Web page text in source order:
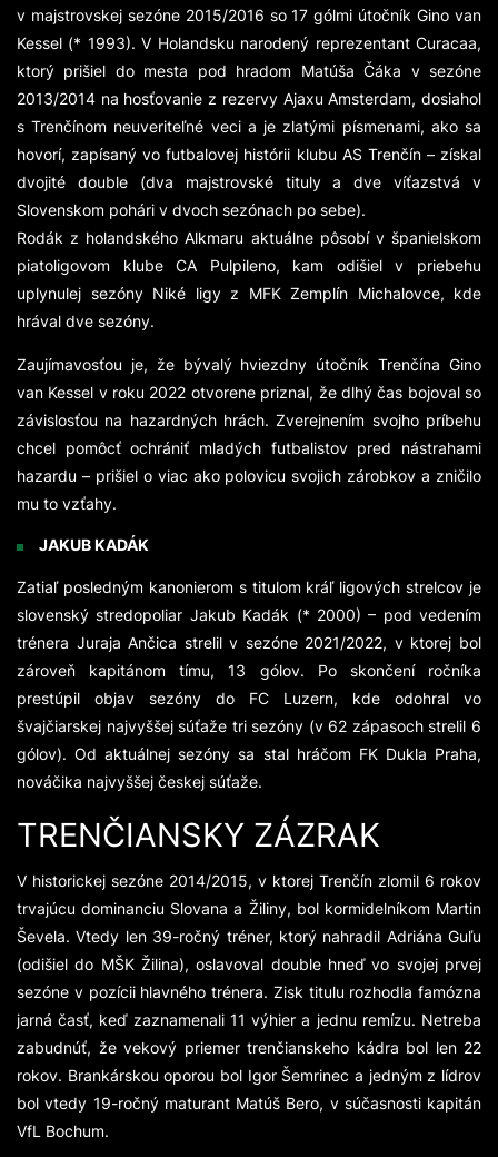
v majstrovskej sezóne 2015/2016 so 17 gólmi útočník Gino van
Kessel (* 1993). V Holandsku narodený reprezentant Curacaa,
ktorý prišiel do mesta pod hradom Matúša Čáka v sezóne
2013/2014 na hosťovanie z rezervy Ajaxu Amsterdam, dosiahol
s Trenčínom neuveriteľné veci a je zlatými písmenami, ako sa
hovorí, zapísaný vo futbalovej histórii klubu AS Trenčín – získal
dvojité double (dva majstrovské tituly a dve víťazstvá v
Slovenskom pohári v dvoch sezónach po sebe).
Rodák z holandského Alkmaru aktuálne pôsobí v španielskom
piatoligovom klube CA Pulpileno, kam odišiel v priebehu
uplynulej sezóny Niké ligy z MFK Zemplín Michalovce, kde
hrával dve sezóny.
Zaujímavosťou je, že bývalý hviezdny útočník Trenčína Gino
van Kessel v roku 2022 otvorene priznal, že dlhý čas bojoval so
závislosťou na hazardných hrách. Zverejnením svojho príbehu
chcel pomôcť ochrániť mladých futbalistov pred nástrahami
hazardu – prišiel o viac ako polovicu svojich zárobkov a zničilo
mu to vzťahy.
JAKUB KADÁK
Zatiaľ posledným kanonierom s titulom kráľ ligových strelcov je
slovenský stredopoliar Jakub Kadák (* 2000) – pod vedením
trénera Juraja Ančica strelil v sezóne 2021/2022, v ktorej bol
zároveň kapitánom tímu, 13 gólov. Po skončení ročníka
prestúpil objav sezóny do FC Luzern, kde odohral vo
švajčiarskej najvyššej súťaže tri sezóny (v 62 zápasoch strelil 6
gólov). Od aktuálnej sezóny sa stal hráčom FK Dukla Praha,
nováčika najvyššej českej súťaže.
TRENČIANSKY ZÁZRAK
V historickej sezóne 2014/2015, v ktorej Trenčín zlomil 6 rokov
trvajúcu dominanciu Slovana a Žiliny, bol kormidelníkom Martin
Ševela. Vtedy len 39-ročný tréner, ktorý nahradil Adriána Guľu
(odišiel do MŠK Žilina), oslavoval double hneď vo svojej prvej
sezóne v pozícii hlavného trénera. Zisk titulu rozhodla famózna
jarná časť, keď zaznamenali 11 výhier a jednu remízu. Netreba
zabudnúť, že vekový priemer trenčianskeho kádra bol len 22
rokov. Brankárskou oporou bol Igor Šemrinec a jedným z lídrov
bol vtedy 19-ročný maturant Matúš Bero, v súčasnosti kapitán
VfL Bochum.